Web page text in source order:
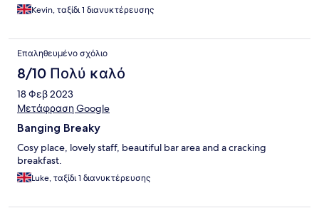
Kevin, ταξίδι 1 διανυκτέρευσης
Επαληθευμένο σχόλιο
8/10 Πολύ καλό
18 Φεβ 2023
Μετάφραση Google
Banging Breaky
Cosy place, lovely staff, beautiful bar area and a cracking
breakfast.
Luke, ταξίδι 1 διανυκτέρευσης